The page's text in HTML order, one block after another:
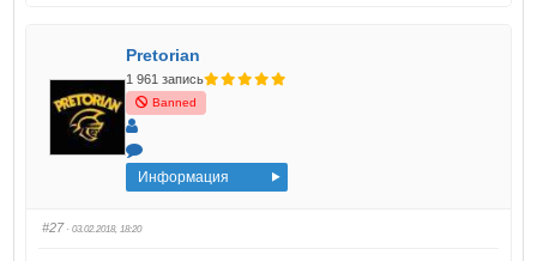
Pretorian
1 961 запись
Banned
Информация
#27 · 03.02.2018, 18:20